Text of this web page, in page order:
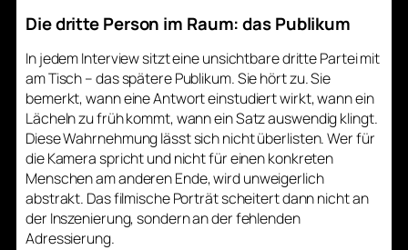
Die dritte Person im Raum: das Publikum
In jedem Interview sitzt eine unsichtbare dritte Partei mit
am Tisch – das spätere Publikum. Sie hört zu. Sie
bemerkt, wann eine Antwort einstudiert wirkt, wann ein
Lächeln zu früh kommt, wann ein Satz auswendig klingt.
Diese Wahrnehmung lässt sich nicht überlisten. Wer für
die Kamera spricht und nicht für einen konkreten
Menschen am anderen Ende, wird unweigerlich
abstrakt. Das filmische Porträt scheitert dann nicht an
der Inszenierung, sondern an der fehlenden
Adressierung.